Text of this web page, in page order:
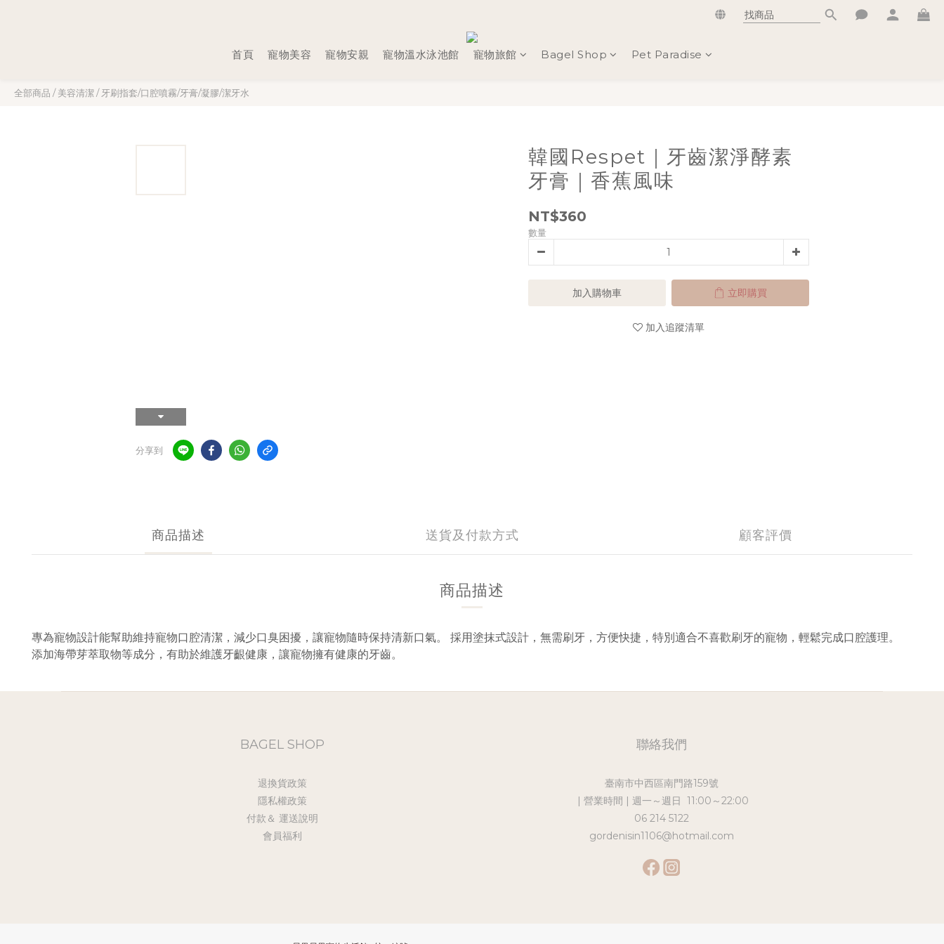
首頁 寵物美容 寵物安親 寵物溫水泳池館 寵物旅館 Bagel Shop Pet Paradise
全部商品 /美容清潔/牙刷指套/口腔噴霧/牙膏/凝膠/潔牙水
分享到
韓國Respet｜牙齒潔淨酵素
牙膏｜香蕉風味
NT$360
數量
加入購物車 立即購買
加入追蹤清單
商品描述 送貨及付款方式 顧客評價
商品描述
專為寵物設計能幫助維持寵物口腔清潔，減少口臭困擾，讓寵物隨時保持清新口氣。 採用塗抹式設計，無需刷牙，方便快捷，特別適合不喜歡刷牙的寵物，輕鬆完成口腔護理。
添加海帶芽萃取物等成分，有助於維護牙齦健康，讓寵物擁有健康的牙齒。
BAGEL SHOP
退換貨政策
隱私權政策
付款＆ 運送說明
會員福利
聯絡我們
臺南市中西區南門路159號
| 營業時間 | 週一～週日 11:00～22:00
06 214 5122
gordenisin1106@hotmail.com